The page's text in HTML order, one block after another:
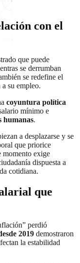
con el
que puede
se derrumban
se redefine el
su empleo.
coyuntura política
mínimo e
humanas.
a desplazarse y se
que priorice
momento exige
dispuesta a
cotidiana.
que
perdió
2019 demostraron
la estabilidad